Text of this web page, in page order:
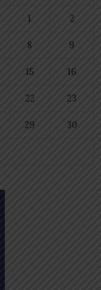
1 2
8 9
15 16
22 23
29 30